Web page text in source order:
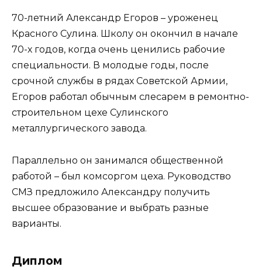
70-летний Александр Егоров – уроженец
Красного Сулина. Школу он окончил в начале
70-х годов, когда очень ценились рабочие
специальности. В молодые годы, после
срочной службы в рядах Советской Армии,
Егоров работал обычным слесарем в ремонтно-
строительном цехе Сулинского
металлургического завода.
Параллельно он занимался общественной
работой – был комсоргом цеха. Руководство
СМЗ предложило Александру получить
высшее образование и выбрать разные
варианты.
Диплом